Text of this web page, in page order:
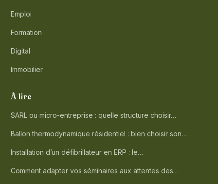
Emploi
Formation
Digital
Immobilier
À lire
SARL ou micro-entreprise : quelle structure choisir…
Ballon thermodynamique résidentiel : bien choisir son…
Installation d’un défibrillateur en ERP : le…
Comment adapter vos séminaires aux attentes des…